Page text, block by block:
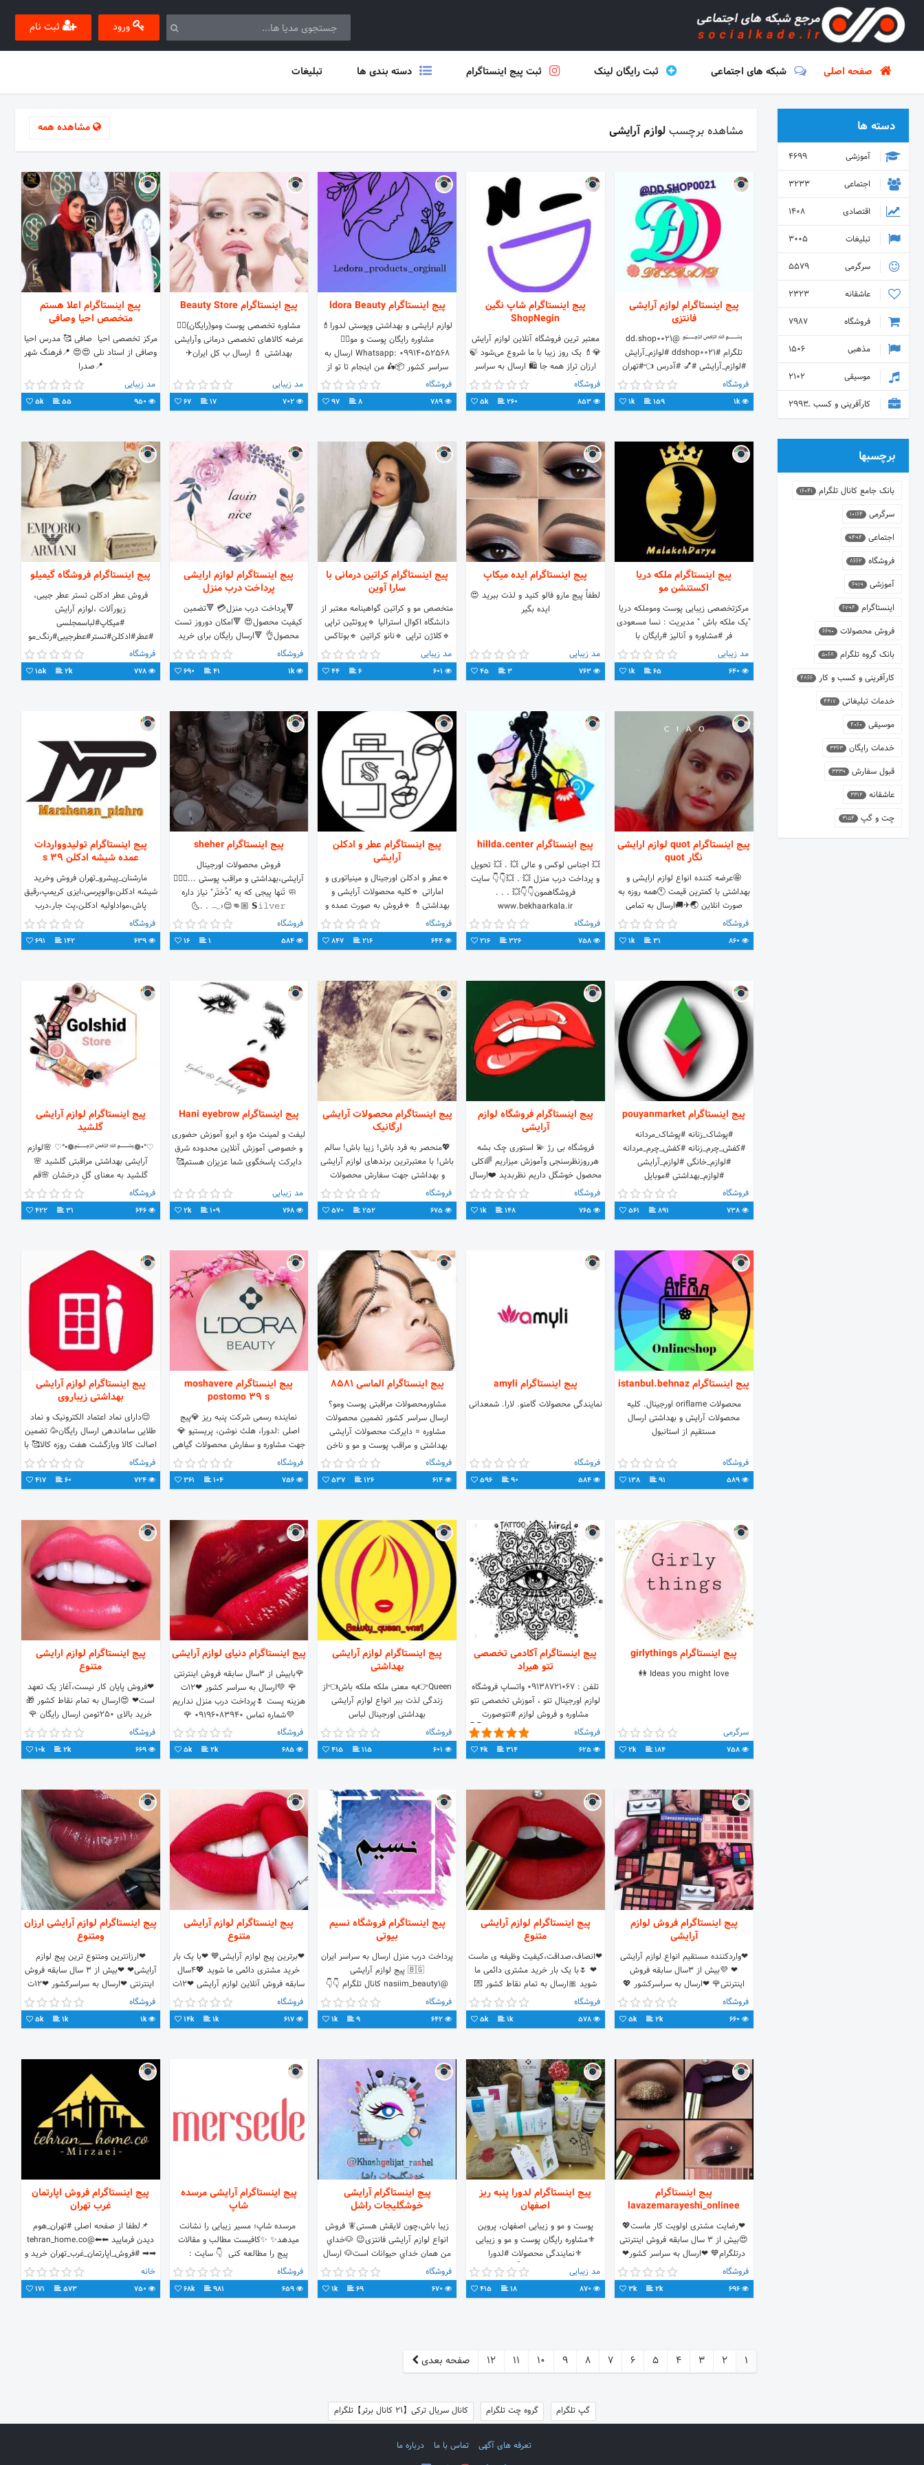
ورود ثبت نام
صفحه اصلی شبکه های اجتماعی ثبت رایگان لینک ثبت پیج اینستاگرام دسته بندی ها تبلیغات
مشاهده برچسب لوازم آرایشی مشاهده همه
پیج اینستاگرام لوازم آرایشی
فانتزی
﷽ @dd.shop0021
تلگرام #ddshop0021 #لوازم_آرایش
#لوازم_آرایشی #💅 #آدرس 👈#تهران
#شهرقدس #میدان۹دی #خیابان_مبارزان
#کوچه #شهیدباقری🌷 #جنب #نانوایی
فروشگاه
1k
159
1k
پیج اینستاگرام شاپ نگین
ShopNegin
معتبر ترین فروشگاه آنلاين لوازم آرایش
💎💄 یک روز زیبا با ما شروع می‌شود 🍃
ارزان تراز همه جا 🛍 ارسال به سراسر
ايران📬 🌐سفارش از طریق دایرکت و
سایت👇🏻
فروشگاه
853
260
5k
پیج اینستاگرام ldora Beauty
لوازم ارایشی و بهداشتی وپوستی لدورا💄
مشاوره رایگان پوست و مو💆‍♀️
Whatsapp: 09914052568 ارسال به
سراسر کشور 📦🛵 من اینجام تا تو از
وجود خودت لذت ببری😍فروشگاه
789
8
97
پیج اینستاگرام Beauty Store
مشاوره تخصصی پوست ومو(رایگان)👩‍⚕️
عرضه کالاهای تخصصی درمانی وآرایشی
بهداشتی 💄 ارسال ب کل ایران✈
مد زیبایی
702
17
67
پیج اینستاگرام اعلا هستم
متخصص احیا وصافی
مرکز تخصصی احیا ‌ صافی 🥰 مدرس احیا
وصافی از استاد نلی 😍😍 📍فرهنگ شهر
📍صدرا
مد زیبایی
950
55
5k
پیج اینستاگرام ملکه دریا
اکستنشن مو
مرکزتخصصی زیبایی پوست وموملکه دریا
"یک ملکه باش " مدیریت : نسا مسعودی
فر #مشاوره و آنالیز #رایگان با
#دستگاه_آنالیزر رزرو=دایرکت
09157003683 #مشهد
مد زیبایی
640
65
1k
پیج اینستاگرام ایده میکاپ
لطفاً پیج مارو فالو کنید و لذت ببرید 😍
ایده بگیر
مد زیبایی
763
3
45
پیج اینستاگرام کراتین درمانی با
سارا آوین
متخصص مو و کراتین گواهینامه معتبر از
دانشگاه اکوال استرالیا 🔹پروتئین تراپی
🔹کلاژن تراپی 🔹نانو کراتین 🔹بوتاکس
🔹اولاپلکس و ... 📞رزرو:
۰۹۱۰۵۹۲۳۷۶۳
مد زیبایی
601
6
44
پیج اینستاگرام لوازم ارایشی
پرداخت درب منزل
🔻پرداخت درب منزل💳 🔻تضمین
کیفیت محصول😍 🔻امکان دوروز تست
محصول👌 🔻ارسال رایگان برای خرید
بالای ۲۰۰تومن🚚 🔻واردات مستقیم از
دبی😊
فروشگاه
1k
41
690
پیج اینستاگرام فروشگاه گیمیلو
فروش عطر ادکلن تستر عطر جیبی،
زیورآلات ،لوازم آرایش
#میکاپ#لباسمجلسی
#عطر#ادکلن#تستر#عطرجیبی#رنگ_مو
کانال
تلگرامhttps://t.me/meshop2com
فروشگاه
778
2k
15k
پیج اینستاگرام quot لوازم ارایشی
نگار quot
🤩عرضه کننده انواع لوازم ارایشی و
بهداشتی با کمترین قیمت 🕚همه روزه به
صورت انلاین 🌏✈🚚ارسال به تمامی
نقاط کشور 💌🌻ارسال در محدوده بندر
انزلی رایگان
فروشگاه
860
31
1k
پیج اینستاگرام hillda.center
💥 اجناس لوکس و عالی 💥 . 💥 تحویل
و پرداخت درب منزل 💥 . 💥👇👇 سایت
فروشگاهمون👇👇💥 . . .
www.bekhaarkala.ir
فروشگاه
758
326
216
پیج اینستاگرام عطر و ادکلن
آرایشی
🔹️عطر و ادکلن اورجینال و مینیاتوری و
اماراتی 🔹️کلیه محصولات آرایشی و
بهداشتی💄 🔹️فروش به صورت عمده و
تک 🔹️ارسال به سراسر کشور 🔹️امکان
خرید حضوری 📍تهران
فروشگاه
644
216
847
پیج اینستاگرام sheher
فروش محصولات اورجینال
آرایشی،بهداشتی و مراقب پوستی ...💆🏻‍♀️
🧼 تَنها پیجی که یه "دُختَر" نیاز داره
𓂃›😌👊🏼 𝗦𝚒𝚕𝚟𝚎𝚛 . .🌜
فروشگاه
584
1
16
پیج اینستاگرام تولیدوواردات
عمده شیشه ادکلن 39 s
مارشنان_پیشرو_تهران فروش وخرید
شیشه ادکلن،والوپرسی،ایزی کریمپ،رقیق
پاش،مواداولیه ادکلن،پت جار،درب
ادکلن،والف ادکلن،دستگاه،اسانس ارتباط
درواتساپ 👇👇 09123038001
02133682225
فروشگاه
639
142
691
پیج اینستاگرام pouyanmarket
#پوشاک_زنانه #پوشاک_مردانه
#کفش_چرم_زنانه #کفش_چرم_مردانه
#لوازم_خانگی #لوازم_آرایشی
#لوازم_بهداشتی #موبایل
#لوازم_جانبی_موبایل
#محصولات_برندهای_محبوب
فروشگاه
738
891
561
پیج اینستاگرام فروشگاه لوازم
آرایشی
فروشگاه بی رژ 💫 استوری چک بشه
هرروزنظرسنجی وآموزش میزاریم 🌈کلی
محصول خوشگل داریم نظربدید ❤️ارسال
به سراسرکشور 🦄ثبت سفارش=دایرکت
🎁هرماه مسابقه داریم🎁
فروشگاه
765
148
1k
پیج اینستاگرام محصولات آرایشی
ارگانیک
💖منحصر به فرد باش! زیبا باش! سالم
باش! با معتبرترین برندهای لوازم آرایشی
و بهداشتی جهت سفارش محصولات
=دایرکت
فروشگاه
675
252
570
پیج اینستاگرام Hani eyebrow
لیفت و لمینت مژه و ابرو آموزش حضوری
و خصوصی آموزش آنلاین محدوده شرق
دایرکت پاسخگوی شما عزیزان هستم🥰
مد زیبایی
768
109
2k
پیج اینستاگرام لوازم آرایشی
گلشید
♡°•❁﷽❁•°♡ 🌸لوازم
آرایشی بهداشتی مراقبتی گلشید 🌸
گلشید به معنای گلِ درخشان 🌸قم
فروشگاه
646
31
422
پیج اینستاگرام istanbul.behnaz
محصولات oriflame اورجینال. کلیه
محصولات آرایش و بهداشتی ارسال
مستقیم از استانبول
فروشگاه
589
91
138
پیج اینستاگرام amyli
نمایندگی محصولات گامنو. لارا. شمعدانی
فروشگاه
584
90
596
پیج اینستاگرام الماسی ۸۵۸۱
مشاورمحصولات مراقبتی پوست ومو؟
ارسال سراسر کشور تضمین محصولات
مشاوره = دایرکت محصولات آرایشی
بهداشتی و مراقب پوست و مو و ناخن
فروش محصول شرکت #نفیسفروشگاه
614
126
537
پیج اینستاگرام moshavere
postomo 39 s
نماینده رسمی شرکت پنبه ریز 💎پیج
اصلی :لدورا، هلث نوشن، پریستیو 💎
جهت مشاوره و سفارش محصولات گیاهی
لدورا🌿 👈دایرکت و واتساپ
09056838499
فروشگاه
756
104
361
پیج اینستاگرام لوازم آرایشی
بهداشتی زیباروی
😌دارای نماد اعتماد الکترونیک و نماد
طلایی ساماندهی ارسال رایگان🥳 تضمین
اصالت کالا وبازگشت هفت روزه کالا🥰 با
دنبال کردن پیج ازتخفیف های ویژه مطلع
شوید😍 https://zibaroy.com/
فروشگاه
724
60
417
پیج اینستاگرام girlythings
Ideas you might love 👭
سرگرمی
758
184
2k
پیج اینستاگرام آکادمی تخصصی
تتو هیراد
تلفن : 09138721067 واتساپ فروشگاه
لوازم اورجینال تتو ، آموزش تخصصی تتو
مشاوره و فروش لوازم #تتوصورت
#تتوبدن لوکیشن و آدرس،لینک آخر 👇👇
👇👇
فروشگاه
625
314
4k
پیج اینستاگرام لوازم آرایشی
بهداشتی
Queen👉به معنی ملکه ملکه باش👈از
زندگی لذت ببر انواع لوازم آرایشی
بهداشتی اورجینال لباس
زیر،کاستوم،لباس خواب فروش
غیرحضوری
فروشگاه
601
115
415
پیج اینستاگرام دنیای لوازم آرایشی
🌹بابیش از ۳سال سابقه فروش اینترنتی
🌹 💚ارسال به سراسر کشور ❤۱۲ت
هزینه پست 🌷پرداخت درب منزل نداریم
💜شماره تماس 09196083940 🌹
تلگرامlavazemaraeshy@فروشگاه
685
2k
5k
پیج اینستاگرام لوازم ارایشی
متنوع
❤فروش پایان کار نیست،آغاز یک تعهد
است❤ 😍ارسال به تمام نقاط کشور 🎁
خرید بالای ۲۵۰تومن ارسال رایگان 🌹
12تومن هزینه پست 💜09302852332
😍تلگرامlavazemaraeshy@
فروشگاه
669
2k
10k
پیج اینستاگرام فروش لوازم
آرایشی
❤واردکننده مستقیم انواع لوازم آرایشی
❤ 💜بیش از 3سال سابقه فروش
اینترنتی🌹 ❤ارسال به سراسرکشور 💖
12ت هزینه پست ❤
تماس09302852332 💜تلگرام👈
lavazemaraeshy@
فروشگاه
660
2k
5k
پیج اینستاگرام لوازم آرایشی
متنوع
❤انصاف،صداقت،کیفیت وظیفه ی ماست
❤ 🌷با یک بار خرید مشتری دائمی ما
شوید 🎀ارسال به تمام نقاط کشور 💌
12ت هزینه پست 🎀تماس09196083940
😍تلگرامlavazemaraeshy@
فروشگاه
578
1k
5k
پیج اینستاگرام فروشگاه نسیم
بیوتی
پرداخت درب منزل ارسال به سراسر ایران
🇧🇬 پیج لوازم آرایشی
@nasiim_beauty1 کانال تلگرام 👇👇
فروشگاه
642
9
1k
پیج اینستاگرام لوازم آرایشی
متنوع
❤برترین پیج لوازم آرایشی💙 ❤با یک بار
خرید مشتری دائمی ما شوید 💖4سال
سابقه فروش آنلاین لوازم آرایشی ❤12ت
هزینه پست ❤09196083940
کانالمونlavazemaraeshy@
فروشگاه
617
1k
14k
پیج اینستاگرام لوازم آرایشی ارزان
ومتنوع
❤ارزانترین ومتنوع ترین پیج لوازم
آرایشی❤ ❤بیش از 3 سال سابقه فروش
اینترنتی ❤ارسال به سراسرکشور ❤12ت
هزینه پست ❤09386296356 ❤
کانالمون lavazemaraeshy@
فروشگاه
1k
1k
5k
پیج اینستاگرام
lavazemarayeshi_onlinee
❤رضایت مشتری اولویت کار ماست💖
😍بیش از 3 سال سابقه فروش اینترنتی
درتلگرام💙 ❤ارسال به سراسر کشور❤
۱۲ت هزینه پست 💖تماس09196083940
💖کانالمونlavazemaraeshy@
فروشگاه
696
2k
3k
پیج اینستاگرام لدورا پنبه ریز
اصفهان
پوست و مو و زیبایی اصفهان، پروین
⚜️مشاوره رایگان پوست و مو و زیبایی
⚜️نمایندگی محصولات #لدورا
#هلث_نوشن #پنبه_ریز 📬ارسال رایگان
به سراسر کشور
مد زیبایی
870
18
415
پیج اینستاگرام آرایشی
خوشگلیجات راشل
زیبا باش،چون لایقش هستی🧚 فروش
انواع لوازم آرایشی فانتزی😉 🐶خداي
من همان خداي حيوانات است🐶 ارسال
به سراسر کشور✈️🛵🚐
@khoshgelijat_rashel
فروشگاه
670
69
1k
پیج اینستاگرام آرایشی مرسده
شاپ
‌‌ مرسده شاپ؛ مسیر زیبایی را نشانت
میدهد✨ ✨کافیست مطالب و مقالات
پیج را مطالعه کنی ‌ 👇 سایت :
mersedeshop.com ‌
فروشگاه
659
981
68k
پیج اینستاگرام فروش اپارتمان
غرب تهران
📌لطفا از صفحه اصلی #تهران_هوم
دیدن فرمایید ⬅⬅@tehran_home.co
➡➡‌ #فروش_اپارتمان_غرب_تهران خرید و
فروش اپارتمان در غرب تهران " تهران هوم
"
خانه
750
573
171
1
2
3
4
5
6
7
8
9
10
11
12 صفحه بعدی
دسته ها
آموزشی
4699
اجتماعی
3233
اقتصادی
1408
تبلیغات
3005
سرگرمی
5579
عاشقانه
2323
فروشگاه
7987
مذهبی
1506
موسیقی
2102
کارآفرینی و کسب و کار 2993
برچسبها
بانک جامع کانال تلگرام 16041
سرگرمی 10164
اجتماعی 9494
فروشگاه 8662
آموزشی 6919
اینستاگرام 6794
فروش محصولات 6690
بانک گروه تلگرام 5068
کارآفرینی و کسب و کار 4866
خدمات تبلیغاتی 4417
موسیقی 4060
خدمات رایگان 3363
قبول سفارش 3339
عاشقانه 3312
چت و گپ 3154
گپ تلگرام گروه چت تلگرام کانال سریال ترکی【21 کانال برتر】تلگرام
تعرفه های آگهی تماس با ما درباره ما